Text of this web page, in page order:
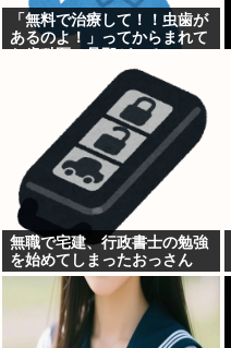
「無料で治療して！！虫歯が
あるのよ！」ってからまれて
無職で宅建、行政書士の勉強
を始めてしまったおっさん